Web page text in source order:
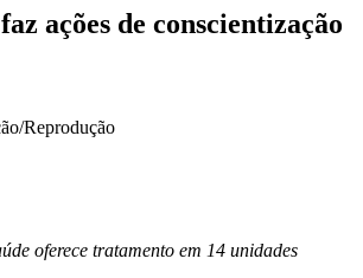
ações de conscientização
Reprodução
oferece tratamento em 14 unidades